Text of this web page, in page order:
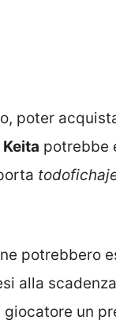
poter
Keita potrebbe
potrebbero
alla
giocatore un